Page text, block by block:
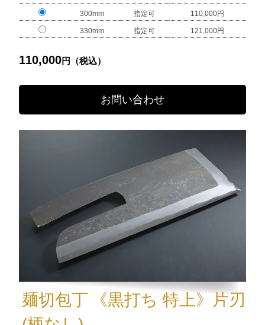
300mm 指定可 110,000円
330mm 指定可 121,000円
110,000円（税込）
お問い合わせ
麺切包丁 《黒打ち 特上》
片刃